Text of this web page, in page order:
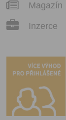
Magazín
Inzerce